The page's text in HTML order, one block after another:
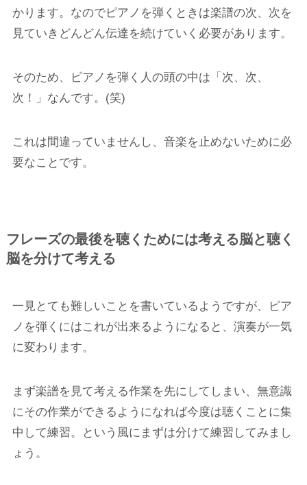
かります。なのでピアノを弾くときは楽譜の次、次を
見ていきどんどん伝達を続けていく必要があります。
そのため、ピアノを弾く人の頭の中は「次、次、
次！」なんです。(笑)
これは間違っていませんし、音楽を止めないために必
要なことです。
フレーズの最後を聴くためには考える脳と聴く
脳を分けて考える
一見とても難しいことを書いているようですが、ピア
ノを弾くにはこれが出来るようになると、演奏が一気
に変わります。
まず楽譜を見て考える作業を先にしてしまい、無意識
にその作業ができるようになれば今度は聴くことに集
中して練習。という風にまずは分けて練習してみまし
ょう。